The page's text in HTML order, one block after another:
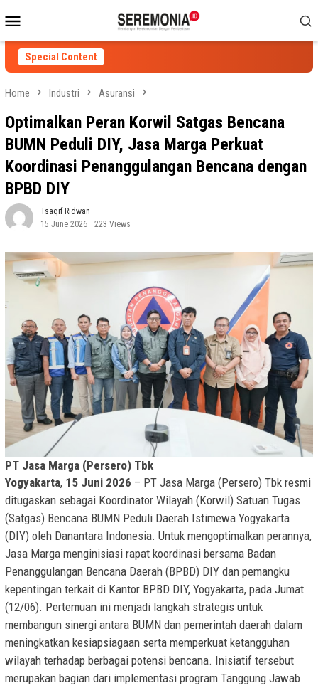
to
contentMenu
Special Content
Home Industri Asuransi
Optimalkan Peran Korwil Satgas Bencana
BUMN Peduli DIY, Jasa Marga Perkuat
Koordinasi Penanggulangan Bencana dengan
BPBD DIY
Tsaqif Ridwan
15 June 2026
223 Views
PT Jasa Marga (Persero) Tbk
Yogyakarta, 15 Juni 2026 – PT Jasa Marga (Persero) Tbk resmi
ditugaskan sebagai Koordinator Wilayah (Korwil) Satuan Tugas
(Satgas) Bencana BUMN Peduli Daerah Istimewa Yogyakarta
(DIY) oleh Danantara Indonesia. Untuk mengoptimalkan perannya,
Jasa Marga menginisiasi rapat koordinasi bersama Badan
Penanggulangan Bencana Daerah (BPBD) DIY dan pemangku
kepentingan terkait di Kantor BPBD DIY, Yogyakarta, pada Jumat
(12/06). Pertemuan ini menjadi langkah strategis untuk
membangun sinergi antara BUMN dan pemerintah daerah dalam
meningkatkan kesiapsiagaan serta memperkuat ketangguhan
wilayah terhadap berbagai potensi bencana. Inisiatif tersebut
merupakan bagian dari implementasi program Tanggung Jawab